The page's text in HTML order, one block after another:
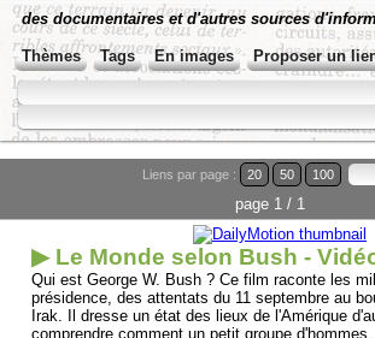
des documentaires et d'autres sources
Thèmes Tags En images Proposer un
Liens par page : 20 50 100
page 1 / 1
▶ Le Monde selon Bush -
Qui est George W. Bush ? Ce film raconte les
présidence, des attentats du 11 septembre au
Irak. Il dresse un état des lieux de l'Amérique
comprendre comment un petit groupe